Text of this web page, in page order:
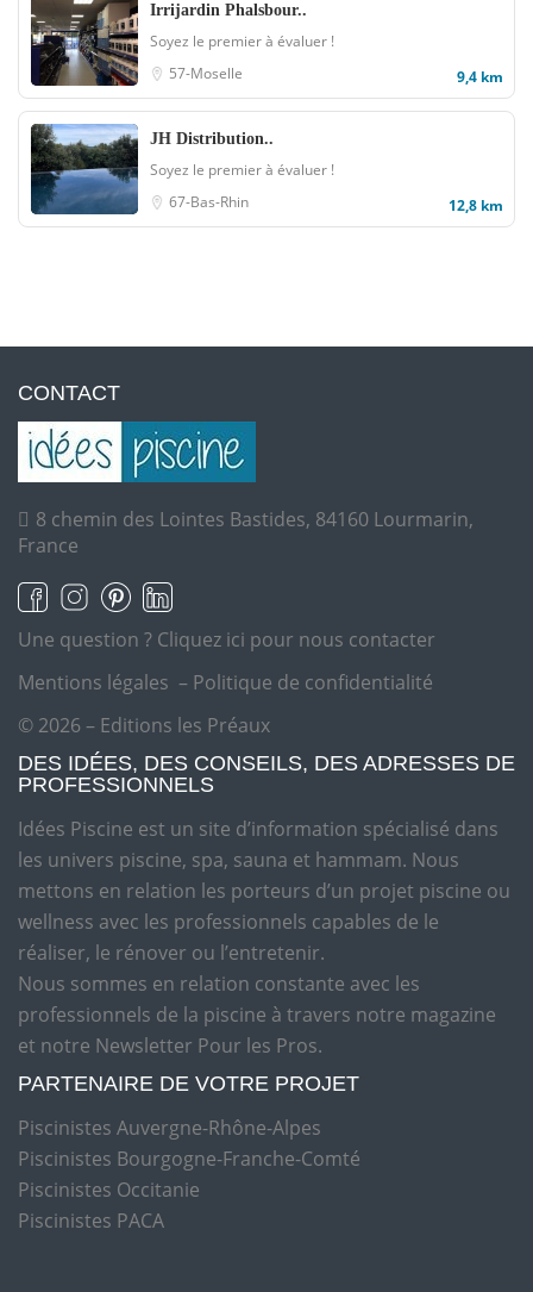
Irrijardin Phalsbour..
Soyez le premier à évaluer !
57-Moselle
9,4 km
JH Distribution..
Soyez le premier à évaluer !
67-Bas-Rhin
12,8 km
CONTACT
8 chemin des Lointes Bastides, 84160 Lourmarin,
France
Une question ? Cliquez ici pour nous contacter
Mentions légales – Politique de confidentialité
© 2026 – Editions les Préaux
DES IDÉES, DES CONSEILS, DES ADRESSES DE
PROFESSIONNELS
Idées Piscine est un site d’information spécialisé dans
les univers piscine, spa, sauna et hammam. Nous
mettons en relation les porteurs d’un projet piscine ou
wellness avec les professionnels capables de le
réaliser, le rénover ou l’entretenir.
Nous sommes en relation constante avec les
professionnels de la piscine à travers notre magazine
et notre Newsletter Pour les Pros.
PARTENAIRE DE VOTRE PROJET
Piscinistes Auvergne-Rhône-Alpes
Piscinistes Bourgogne-Franche-Comté
Piscinistes Occitanie
Piscinistes PACA